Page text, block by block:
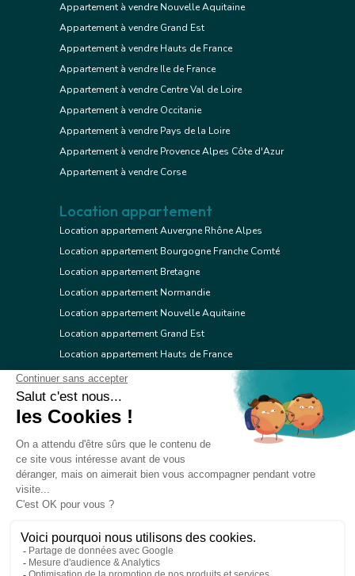
Appartement à vendre Nouvelle Aquitaine
Appartement à vendre Grand Est
Appartement à vendre Hauts de France
Appartement à vendre Ile de France
Appartement à vendre Centre Val de Loire
Appartement à vendre Occitanie
Appartement à vendre Pays de la Loire
Appartement à vendre Provence Alpes Côte d'Azur
Appartement à vendre Corse
Location appartement
Location appartement Auvergne Rhône Alpes
Location appartement Bourgogne Franche Comté
Location appartement Bretagne
Location appartement Normandie
Location appartement Nouvelle Aquitaine
Location appartement Grand Est
Location appartement Hauts de France
Location appartement Ile de France
Location appartement Centre Val de Loire
Location appartement Occitanie
Location appartement Provence Alpes Côte d'Azur
Location appartement Corse